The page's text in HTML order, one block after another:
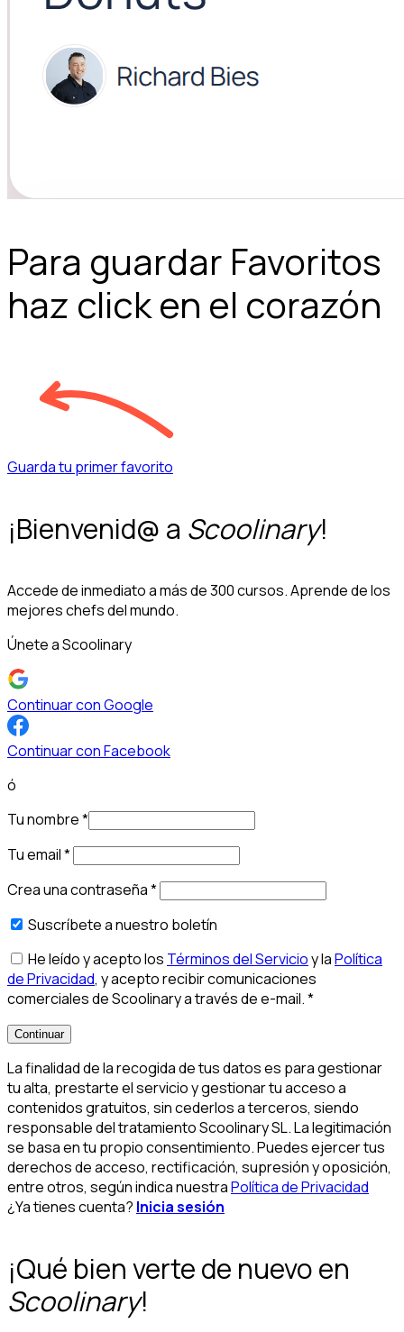
Para guardar Favoritos
haz click en el corazón
Guarda tu primer favorito
¡Bienvenid@ a Scoolinary!
Accede de inmediato a más de 300 cursos. Aprende de los
mejores chefs del mundo.
Únete a Scoolinary
Continuar con Google
Continuar con Facebook
ó
Tu nombre*
Tu email*
Crea una contraseña*
Suscríbete a nuestro boletín
He leído y acepto los Términos del Servicioy laPolítica
de Privacidad, y acepto recibir comunicaciones
comerciales de Scoolinary a través de e-mail.*
Continuar
La finalidad de la recogida de tus datos es para gestionar
tu alta, prestarte el servicio y gestionar tu acceso a
contenidos gratuitos, sin cederlos a terceros, siendo
responsable del tratamiento Scoolinary SL. La legitimación
se basa en tu propio consentimiento. Puedes ejercer tus
derechos de acceso, rectificación, supresión y oposición,
entre otros, según indica nuestraPolítica de Privacidad
¿Ya tienes cuenta? Inicia sesión
¡Qué bien verte de nuevo en
Scoolinary!